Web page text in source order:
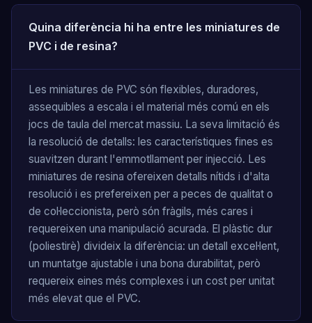
Quina diferència hi ha entre les miniatures de
PVC i de resina?
Les miniatures de PVC són flexibles, duradores,
assequibles a escala i el material més comú en els
jocs de taula del mercat massiu. La seva limitació és
la resolució de detalls: les característiques fines es
suavitzen durant l'emmotllament per injecció. Les
miniatures de resina ofereixen detalls nítids i d'alta
resolució i es prefereixen per a peces de qualitat o
de col·leccionista, però són fràgils, més cares i
requereixen una manipulació acurada. El plàstic dur
(poliestirè) divideix la diferència: un detall excel·lent,
un muntatge ajustable i una bona durabilitat, però
requereix eines més complexes i un cost per unitat
més elevat que el PVC.